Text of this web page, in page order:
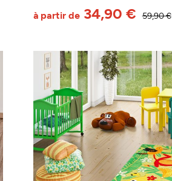
59,90 €
à partir de34,90 €